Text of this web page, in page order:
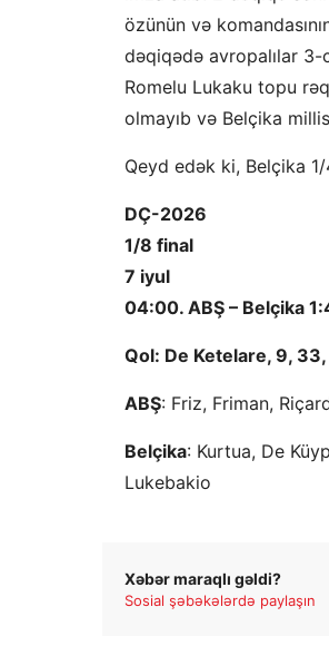
özünün və
dəqiqədə avropalılar 3-
Romelu Lukaku topu
olmayıb və Belçika
Qeyd edək ki, Belçika
DÇ-2026
1/8 final
7 iyul
04:00. ABŞ – Belçika
Qol: De Ketelare, 9,
ABŞ: Friz, Friman,
Belçika: Kurtua, De
Lukebakio
Xəbər maraqlı gəldi?
Sosial şəbəkələrdə paylaşın